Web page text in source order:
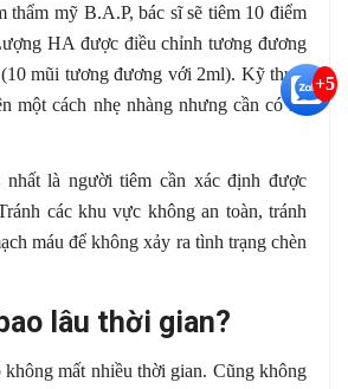
thẩm mỹ B.A.P, bác sĩ sẽ tiêm 10 điểm
HA được điều chỉnh tương đương
mũi tương đương với 2ml). Kỹ thuật
một cách nhẹ nhàng nhưng cần có sự
là người tiêm cần xác định được
các khu vực không an toàn, tránh
máu để không xảy ra tình trạng chèn
lâu thời gian?
mất nhiều thời gian. Cũng không
+5